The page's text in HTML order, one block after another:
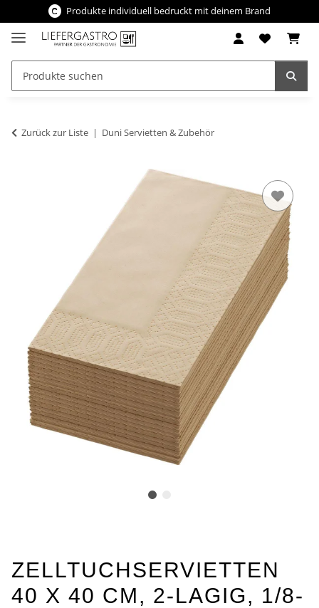
Produkte individuell bedruckt mit deinem Brand
Zurück zur Liste Duni Servietten & Zubehör
ZELLTUCHSERVIETTEN
40 X 40 CM, 2-LAGIG, 1/8-